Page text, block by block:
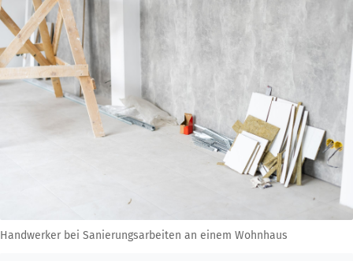
Handwerker bei Sanierungsarbeiten an einem Wohnhaus